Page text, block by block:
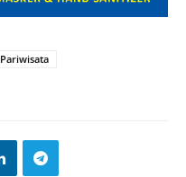
Pariwisata